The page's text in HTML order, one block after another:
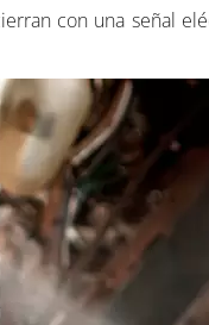
con una señal